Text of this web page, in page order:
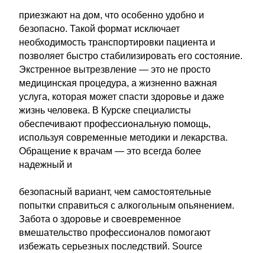
приезжают на дом, что особенно удобно и
безопасно. Такой формат исключает
необходимость транспортировки пациента и
позволяет быстро стабилизировать его состояние.
Экстренное вытрезвление — это не просто
медицинская процедура, а жизненно важная
услуга, которая может спасти здоровье и даже
жизнь человека. В Курске специалисты
обеспечивают профессиональную помощь,
используя современные методики и лекарства.
Обращение к врачам — это всегда более
надежный и
безопасный вариант, чем самостоятельные
попытки справиться с алкогольным опьянением.
Забота о здоровье и своевременное
вмешательство профессионалов помогают
избежать серьезных последствий. Source